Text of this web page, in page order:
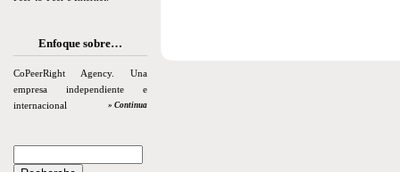
Enfoque sobre…
CoPeerRight Agency. Una
empresa independiente e
internacional
» Continua